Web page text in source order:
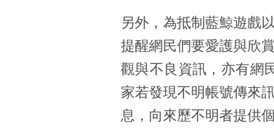
另外，為抵制藍鯨遊戲
提醒網民們要愛護與欣
觀與不良資訊，亦有網
家若發現不明帳號傳來
息，向來歷不明者提供